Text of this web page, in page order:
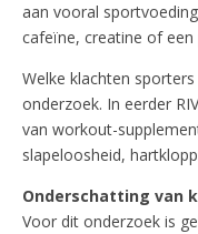
aan vooral
cafeïne, creatine of
Welke klachten
onderzoek. In eerder
van workout-
slapeloosheid,
Onderschatting van
Voor dit onderzoek is